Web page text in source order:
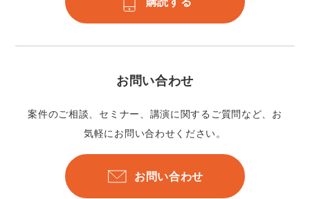
お問い合わせ
案件のご相談、セミナー、講演に関するご質問など、お
気軽にお問い合わせください。
お問い合わせ